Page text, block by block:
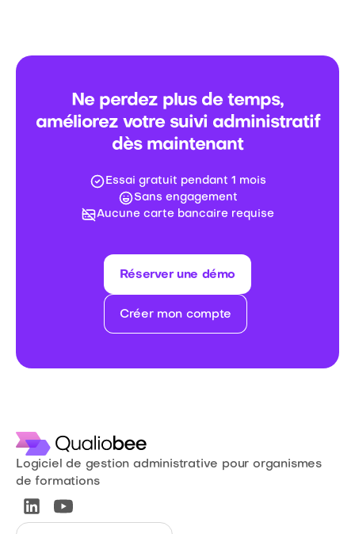
Ne perdez plus de temps,
améliorez votre suivi administratif
dès maintenant
Essai gratuit pendant 1 mois
Sans engagement
Aucune carte bancaire requise
Réserver une démo
Créer mon compte
Logiciel de gestion administrative pour organismes
de formations